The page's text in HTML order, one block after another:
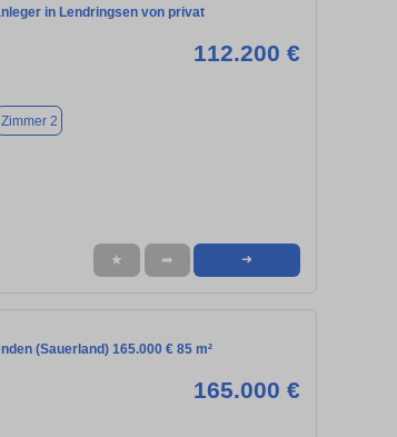
in Lendringsen von privat
112.200 €
Zimmer 2
★ ➦ ➜
(Sauerland) 165.000 € 85 m²
165.000 €